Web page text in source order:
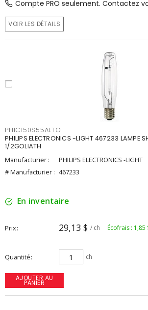
Compte PRO seulement. Contactez
VOIR LES DÉTAILS
PHIC150S55ALTO
PHILIPS ELECTRONICS -LIGHT 467233 LAMPE
1/2GOLIATH
Manufacturier :
PHILIPS ELECTRONICS -LIGHT
# Manufacturier : 467233
En inventaire
Prix 29,13 $ / ch Écofrais : 1,85
Quantité ch
AJOUTER AU
PANIER